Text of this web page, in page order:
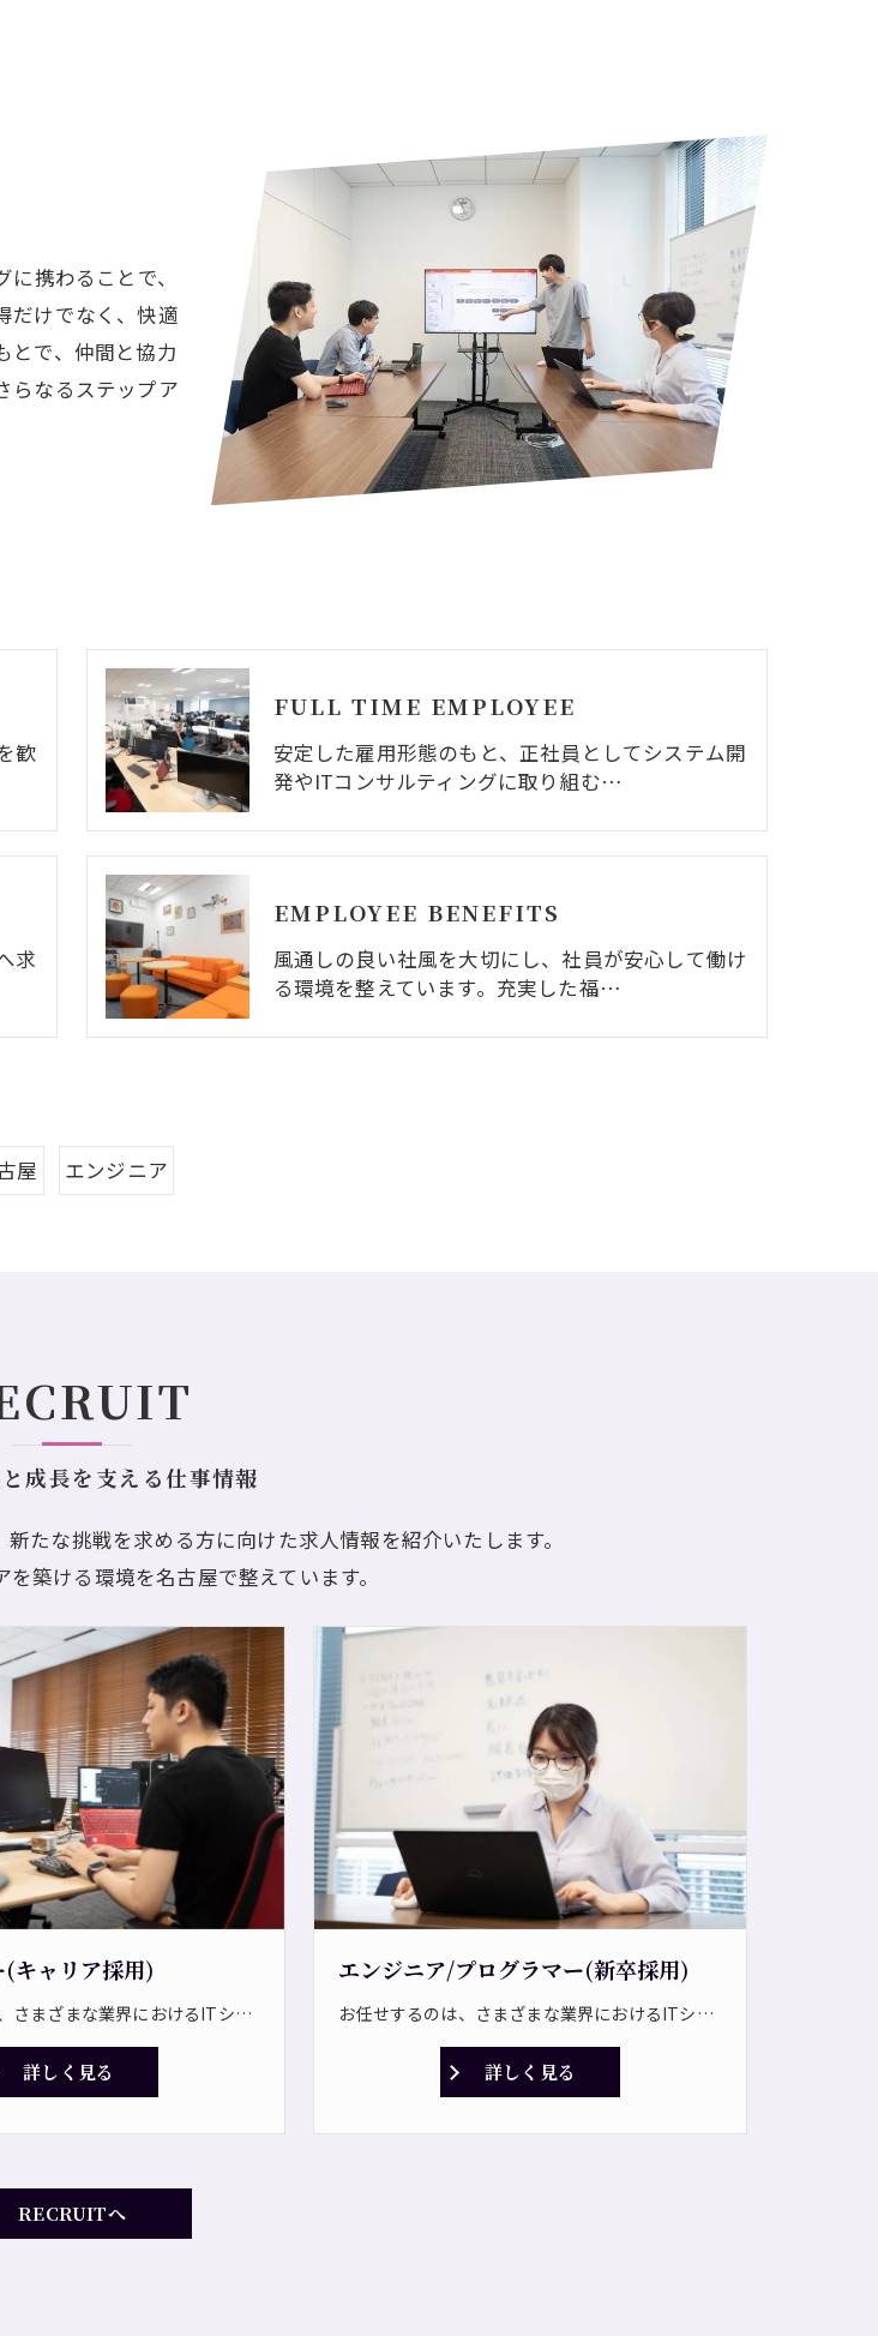
携わることで、
だけでなく、快適
とで、仲間と協力
らなるステップア
歓
FULL TIME EMPLOYEE
安定した雇用形態のもと、正社員としてシステム開
発やITコンサルティングに取り組む…
求
EMPLOYEE BENEFITS
風通しの良い社風を大切にし、社員が安心して働け
る環境を整えています。充実した福…
屋 エンジニア
成長を支える仕事情報
たな挑戦を求める方に向けた求人情報を紹介いたします。
築ける環境を名古屋で整えています。
(キャリア採用)
お任せするのは、さまざまな業界におけるITシステムの開発です。 システム開発からネットワーク構築まで豊富なプロジェクトがあり、要件定義から運用・保守までトータルでサポートします。 <プロジェクト一例> ・企業向け基幹業務システムの開発 ・サーバ構築、ネットワーク構築 ・業務ソリューションの提案、導入、運用支援 ・コンシューマ向けアプリケーションの開発 ・ICTに関わるコンサルティング業務 ＊見積作成、部品管理などの基幹システムを開発します。 ＊期間は短い案件で6ヶ月、長い案件で3年です。 ⇒常駐の可能性もあり！ <自社パッケー開発> 今後は事業拡大に伴い、ストック型のビジネスを通じて、安定して利益を生み出せる体制を整えていく方針です。 自社パッケージ製品の開発も担っていただきたいと考えています！
詳しく見る
エンジニア/プログラマー(新卒採用)
お任せするのは、さまざまな業界におけるITシステムの開発です。 システム開発からネットワーク構築まで豊富なプロジェクトがあり、要件定義から運用・保守までトータルでサポートします。 <プロジェクト一例> ・企業向け基幹業務システムの開発 ・サーバ構築、ネットワーク構築 ・業務ソリューションの提案、導入、運用支援 ・コンシューマ向けアプリケーションの開発 ・ICTに関わるコンサルティング業務 ＊見積作成、部品管理などの基幹システムを開発します。 ＊期間は短い案件で6ヶ月、長い案件で3年です。 ⇒常駐の可能性もあり！ <自社パッケー開発> 今後は事業拡大に伴い、ストック型のビジネスを通じて、安定して利益を生み出せる体制を整えていく方針です。 自社パッケージ製品の開発も担っていただきたいと考えています！
詳しく見る
RECRUITへ